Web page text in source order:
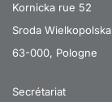
Kornicka rue 52
Sroda Wielkopolska
63-000, Pologne
Secrétariat